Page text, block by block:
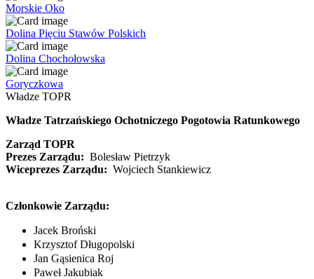
Morskie Oko
Dolina Pięciu Stawów Polskich
Dolina Chochołowska
Goryczkowa
Władze TOPR
Władze Tatrzańskiego Ochotniczego Pogotowia Ratunkowego
Zarząd TOPR
Prezes Zarządu: Bolesław Pietrzyk
Wiceprezes Zarządu: Wojciech Stankiewicz
Członkowie Zarządu:
Jacek Broński
Krzysztof Długopolski
Jan Gąsienica Roj
Paweł Jakubiak